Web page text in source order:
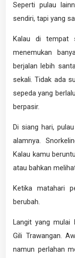
Seperti pulau
sendiri, tapi yang
Kalau di tempat
menemukan
berjalan lebih
sekali. Tidak ada
sepeda yang
berpasir.
Di siang hari,
alamnya.
Kalau kamu
atau bahkan
Ketika matahari
berubah.
Langit yang mulai
Gili Trawangan.
namun perlahan